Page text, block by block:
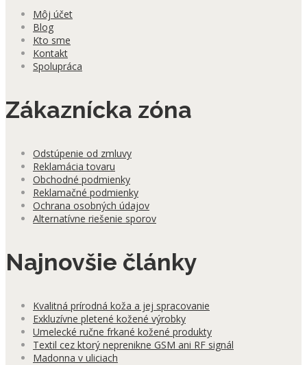
Môj účet
Blog
Kto sme
Kontakt
Spolupráca
Zákaznícka zóna
Odstúpenie od zmluvy
Reklamácia tovaru
Obchodné podmienky
Reklamačné podmienky
Ochrana osobných údajov
Alternatívne riešenie sporov
Najnovšie články
Kvalitná prírodná koža a jej spracovanie
Exkluzívne pletené kožené výrobky
Umelecké ručne frkané kožené produkty
Textil cez ktorý neprenikne GSM ani RF signál
Madonna v uliciach